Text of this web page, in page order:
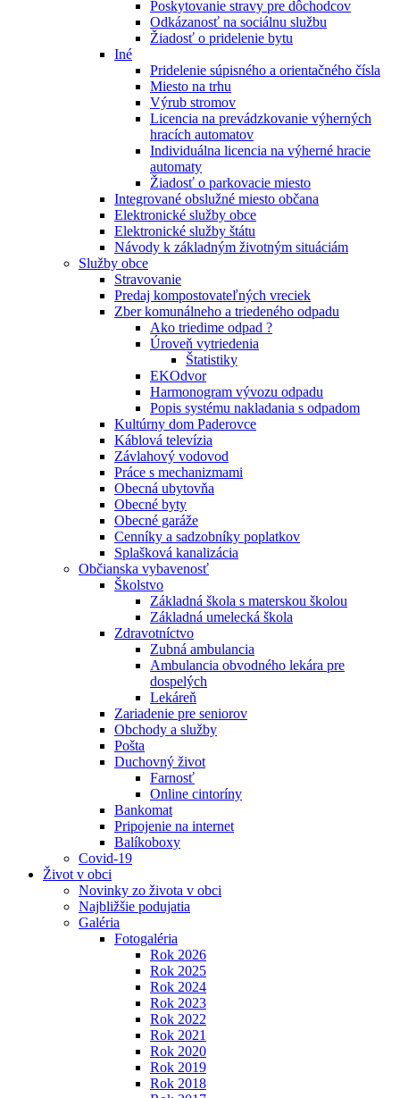
Poskytovanie stravy pre dôchodcov
Odkázanosť na sociálnu službu
Žiadosť o pridelenie bytu
Iné
Pridelenie súpisného a orientačného čísla
Miesto na trhu
Výrub stromov
Licencia na prevádzkovanie výherných
hracích automatov
Individuálna licencia na výherné hracie
automaty
Žiadosť o parkovacie miesto
Integrované obslužné miesto občana
Elektronické služby obce
Elektronické služby štátu
Návody k základným životným situáciám
Služby obce
Stravovanie
Predaj kompostovateľných vreciek
Zber komunálneho a triedeného odpadu
Ako triedime odpad ?
Úroveň vytriedenia
Štatistiky
EKOdvor
Harmonogram vývozu odpadu
Popis systému nakladania s odpadom
Kultúrny dom Paderovce
Káblová televízia
Závlahový vodovod
Práce s mechanizmami
Obecná ubytovňa
Obecné byty
Obecné garáže
Cenníky a sadzobníky poplatkov
Splašková kanalizácia
Občianska vybavenosť
Školstvo
Základná škola s materskou školou
Základná umelecká škola
Zdravotníctvo
Zubná ambulancia
Ambulancia obvodného lekára pre
dospelých
Lekáreň
Zariadenie pre seniorov
Obchody a služby
Pošta
Duchovný život
Farnosť
Online cintoríny
Bankomat
Pripojenie na internet
Balíkoboxy
Covid-19
Život v obci
Novinky zo života v obci
Najbližšie podujatia
Galéria
Fotogaléria
Rok 2026
Rok 2025
Rok 2024
Rok 2023
Rok 2022
Rok 2021
Rok 2020
Rok 2019
Rok 2018